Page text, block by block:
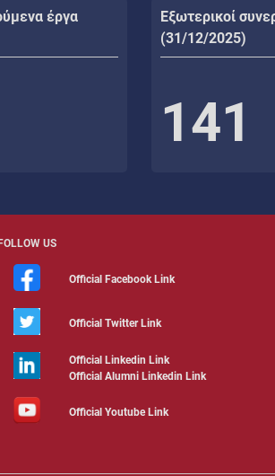
έργα
Εξωτερικοί
(31/12/2025)
141
FOLLOW US
Official Facebook Link
Official Twitter Link
Official Linkedin Link
Official Alumni Linkedin Link
Official Youtube Link